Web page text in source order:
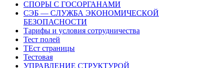
СПОРЫ С ГОСОРГАНАМИ
СЭБ — СЛУЖБА ЭКОНОМИЧЕСКОЙ
БЕЗОПАСНОСТИ
Тарифы и условия сотрудничества
Тест полей
ТЕст страницы
Тестовая
УПРАВЛЕНИЕ СТРУКТУРОЙ